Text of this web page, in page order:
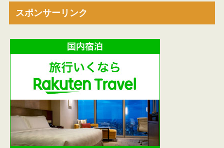
スポンサーリンク